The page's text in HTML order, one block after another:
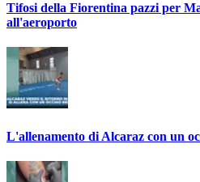
Tifosi della Fiorentina pazzi per
all'aeroporto
L'allenamento di Alcaraz con un